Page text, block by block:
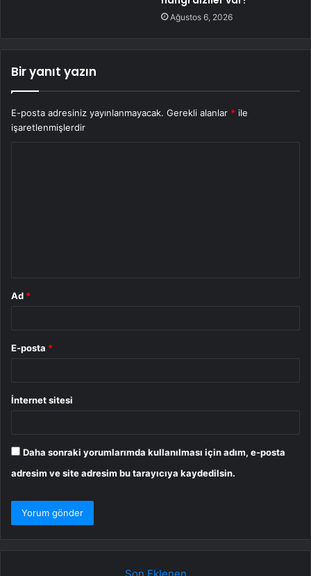
Ağustos 6, 2026
Bir yanıt yazın
E-posta adresiniz yayınlanmayacak. Gerekli alanlar * ile
işaretlenmişlerdir
Ad *
E-posta *
İnternet sitesi
Daha sonraki yorumlarımda kullanılması için adım, e-posta
adresim ve site adresim bu tarayıcıya kaydedilsin.
Son Eklenen